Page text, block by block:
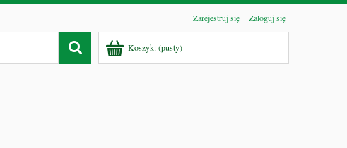
Zarejestruj się Zaloguj się
Koszyk:(pusty)